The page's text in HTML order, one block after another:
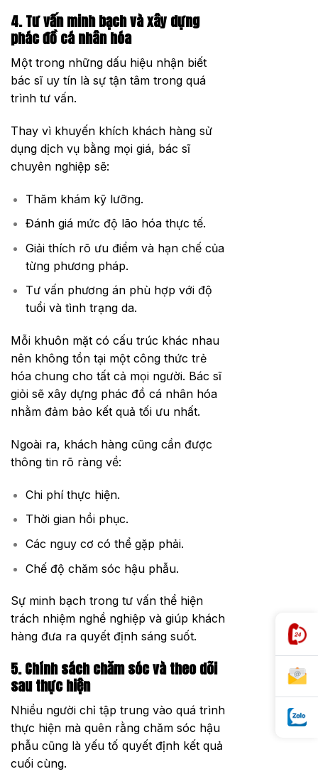
4. Tư vấn minh bạch và xây dựng
phác đồ cá nhân hóa
Một trong những dấu hiệu nhận biết
bác sĩ uy tín là sự tận tâm trong quá
trình tư vấn.
Thay vì khuyến khích khách hàng sử
dụng dịch vụ bằng mọi giá, bác sĩ
chuyên nghiệp sẽ:
Thăm khám kỹ lưỡng.
Đánh giá mức độ lão hóa thực tế.
Giải thích rõ ưu điểm và hạn chế của
từng phương pháp.
Tư vấn phương án phù hợp với độ
tuổi và tình trạng da.
Mỗi khuôn mặt có cấu trúc khác nhau
nên không tồn tại một công thức trẻ
hóa chung cho tất cả mọi người. Bác sĩ
giỏi sẽ xây dựng phác đồ cá nhân hóa
nhằm đảm bảo kết quả tối ưu nhất.
Ngoài ra, khách hàng cũng cần được
thông tin rõ ràng về:
Chi phí thực hiện.
Thời gian hồi phục.
Các nguy cơ có thể gặp phải.
Chế độ chăm sóc hậu phẫu.
Sự minh bạch trong tư vấn thể hiện
trách nhiệm nghề nghiệp và giúp khách
hàng đưa ra quyết định sáng suốt.
5. Chính sách chăm sóc và theo dõi
sau thực hiện
Nhiều người chỉ tập trung vào quá trình
thực hiện mà quên rằng chăm sóc hậu
phẫu cũng là yếu tố quyết định kết quả
cuối cùng.